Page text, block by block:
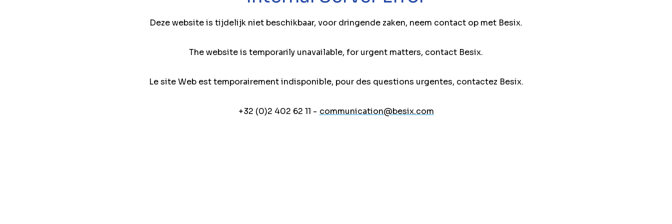
Deze website is tijdelijk niet beschikbaar, voor dringende zaken, neem contact op met Besix.
The website is temporarily unavailable, for urgent matters, contact Besix.
Le site Web est temporairement indisponible, pour des questions urgentes, contactez Besix.
+32 (0)2 402 62 11 - communication@besix.com